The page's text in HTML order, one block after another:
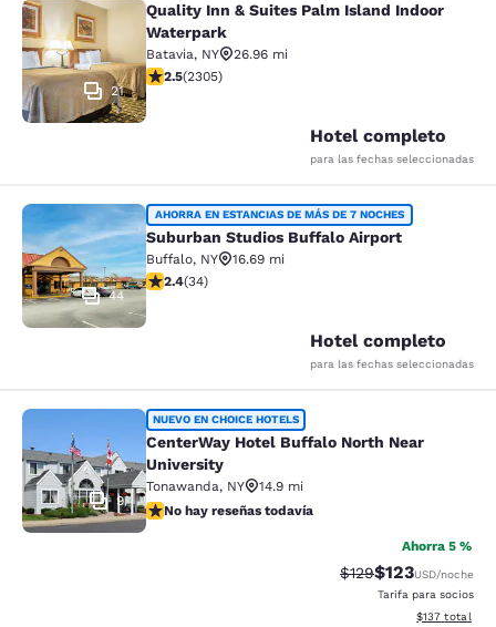
Quality Inn & Suites Palm Island
21
Quality Inn & Suites Palm Island Indoor
Waterpark
Batavia, NY
26.96 mi
calificación de 2.52 estrellas. Feria. 2305 reseñas
2.5(2305)
Hotel completo
para las fechas seleccionadas
Suburban Studios Buffalo Airport
44
AHORRA EN ESTANCIAS DE MÁS DE 7 NOCHES
Suburban Studios Buffalo Airport
Buffalo, NY
16.69 mi
calificación de 2.35 estrellas. Feria. 34 reseñas
2.4(34)
Hotel completo
para las fechas seleccionadas
CenterWay Hotel Buffalo North
9
NUEVO EN CHOICE HOTELS
CenterWay Hotel Buffalo North Near
University
Tonawanda, NY
14.9 mi
No hay reseñas todavía
No hay reseñas todavía
Ahorra 5 %
Precio tachado:
$129Precio con
$123USD/noche
Tarifa para socios
Ver detalles
$137 total